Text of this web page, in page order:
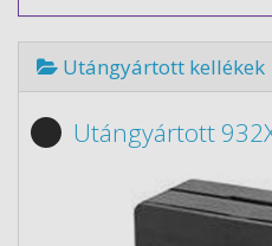
Utángyártott kellékek
Utángyártott